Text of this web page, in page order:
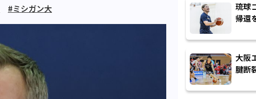
#ミシガン大
琉球
帰還
「1
んな
いく
大阪
腱断
哉
に立